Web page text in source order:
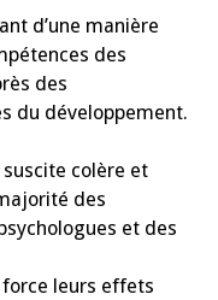
d’une manière
des
des
du développement.
suscite colère et
des
et des
leurs effets